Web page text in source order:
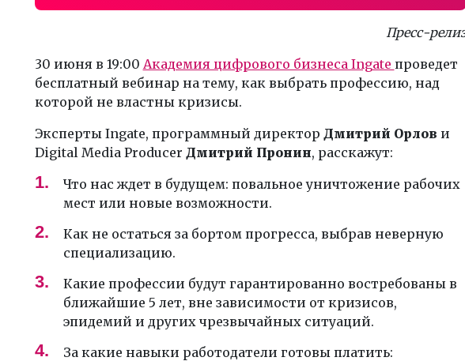
Пресс-
30 июня в 19:00 Академия цифрового бизнеса Ingate проведет
бесплатный вебинар на тему, как выбрать профессию, над
которой не властны кризисы.
Эксперты Ingate, программный директор Дмитрий Орлов и
Digital Media Producer Дмитрий Пронин, расскажут:
Что нас ждет в будущем: повальное уничтожение рабочих
мест или новые возможности.
Как не остаться за бортом прогресса, выбрав неверную
специализацию.
Какие профессии будут гарантированно востребованы в
ближайшие 5 лет, вне зависимости от кризисов,
эпидемий и других чрезвычайных ситуаций.
За какие навыки работодатели готовы платить: